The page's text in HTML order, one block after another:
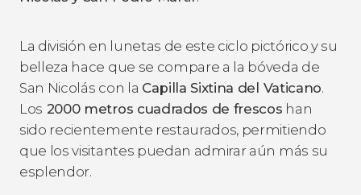
La división en lunetas de este ciclo pictórico y su
belleza hace que se compare a la bóveda de
San Nicolás con la Capilla Sixtina del Vaticano.
Los 2000 metros cuadrados de frescos han
sido recientemente restaurados, permitiendo
que los visitantes puedan admirar aún más su
esplendor.